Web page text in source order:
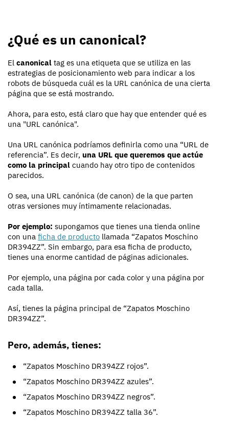
¿Qué es un canonical?
El canonical tag es una etiqueta que se utiliza en las
estrategias de posicionamiento web para indicar a los
robots de búsqueda cuál es la URL canónica de una cierta
página que se está mostrando.
Ahora, para esto, está claro que hay que entender qué es
una "URL canónica".
Una URL canónica podríamos definirla como una “URL de
referencia”. Es decir, una URL que queremos que actúe
como la principal cuando hay otro tipo de contenidos
parecidos.
O sea, una URL canónica (de canon) de la que parten
otras versiones muy íntimamente relacionadas.
Por ejemplo: supongamos que tienes una tienda online
con una ficha de producto llamada “Zapatos Moschino
DR394ZZ”. Sin embargo, para esa ficha de producto,
tienes una enorme cantidad de páginas adicionales.
Por ejemplo, una página por cada color y una página por
cada talla.
Así, tienes la página principal de “Zapatos Moschino
DR394ZZ”.
Pero, además, tienes:
“Zapatos Moschino DR394ZZ rojos”.
“Zapatos Moschino DR394ZZ azules”.
“Zapatos Moschino DR394ZZ negros”.
“Zapatos Moschino DR394ZZ talla 36”.